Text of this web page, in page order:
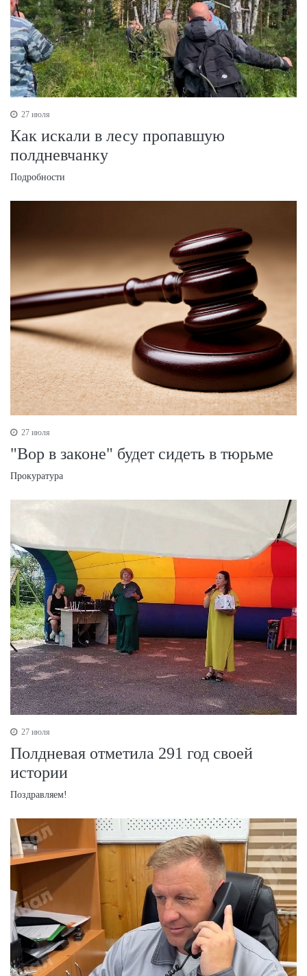
27 июля
Как искали в лесу пропавшую
полдневчанку
Подробности
27 июля
"Вор в законе" будет сидеть в тюрьме
Прокуратура
27 июля
Полдневая отметила 291 год своей
истории
Поздравляем!